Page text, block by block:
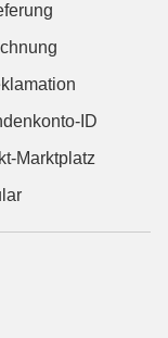
ID
Marktplatz